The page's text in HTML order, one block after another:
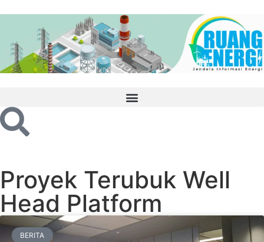
Proyek Terubuk Well
Head Platform
BERITA